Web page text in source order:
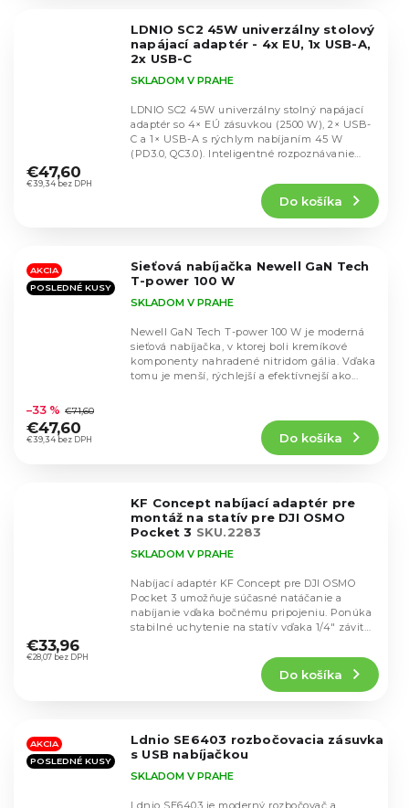
LDNIO SC2 45W univerzálny stolový
napájací adaptér - 4x EU, 1x USB-A,
2x USB-C
hodnotenie
produktu
hviezdičiek.
SKLADOM V PRAHE
€39,34 bez DPH
€47,60
Do košíka
LDNIO SC2 45W univerzálny stolný napájací
adaptér so 4× EÚ zásuvkou (2500 W), 2× USB-
C a 1× USB-A s rýchlym nabíjaním 45 W
(PD3.0, QC3.0). Inteligentné rozpoznávanie
AKCIA
POSLEDNÉ KUSY
Sieťová nabíjačka Newell GaN Tech
T-power 100 W
hodnotenie
produktu
je
SKLADOM V PRAHE
€39,34 bez DPH
–33 % €71,60
€47,60
Do košíka
Newell GaN Tech T-power 100 W je moderná
sieťová nabíjačka, v ktorej boli kremíkové
komponenty nahradené nitridom gália. Vďaka
tomu je menší, rýchlejší a efektívnejší ako...
KF Concept nabíjací adaptér pre
montáž na statív pre DJI OSMO
Pocket 3 SKU.2283
hodnotenie
produktu
hviezdičiek.
SKLADOM V PRAHE
€28,07 bez DPH
€33,96
Do košíka
Nabíjací adaptér KF Concept pre DJI OSMO
Pocket 3 umožňuje súčasné natáčanie a
nabíjanie vďaka bočnému pripojeniu. Ponúka
stabilné uchytenie na statív vďaka 1/4" závitu
AKCIA
POSLEDNÉ KUSY
Ldnio SE6403 rozbočovacia zásuvka
s USB nabíjačkou
SKLADOM V PRAHE
Ldnio SE6403 je moderný rozbočovač a